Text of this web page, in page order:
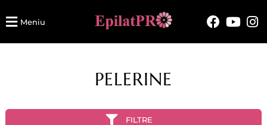
Meniu
PELERINE
FILTRE